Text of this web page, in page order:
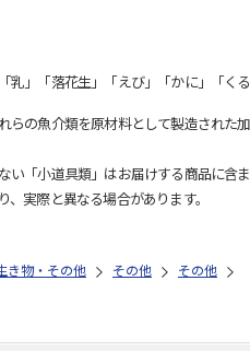
乳」「落花生」「えび」「かに」「く
の魚介類を原材料として製造された
「小道具類」はお届けする商品に含ま
実際と異なる場合があります。
き物・その他 その他 その他